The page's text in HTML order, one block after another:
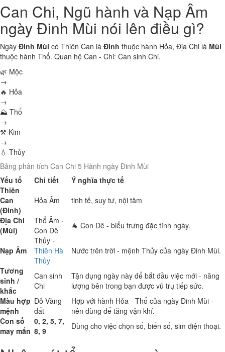
Can Chi, Ngũ hành và Nạp Âm
ngày Đinh Mùi nói lên điều gì?
Ngày Đinh Mùi có Thiên Can là Đinh thuộc hành Hỏa, Địa Chi là Mùi
thuộc hành Thổ. Quan hệ Can - Chi: Can sinh Chi.
🌿 Mộc
→
🔥 Hỏa
→
⛰ Thổ
→
⚒ Kim
→
💧 Thủy
Bảng phân tích Can Chi 5 Hành ngày Đinh Mùi
Yếu tố
Chi tiết
Ý nghĩa thực tế
Thiên
Can
(Đinh)
Hỏa Âm
tinh tế, suy tư, nội tâm
Địa Chi
(Mùi)
Thổ Âm ·
Con Dê
🐐 Con Dê - biểu trưng đặc tính ngày.
Nạp Âm
Thủy ·
Thiên Hà
Thủy
Nước trên trời - mệnh Thủy của ngày Đinh Mùi.
Tương
sinh /
khắc
Can sinh
Chi
Tận dụng ngày này để bắt đầu việc mới - năng
lượng bên trong bạn được vũ trụ tiếp sức.
Màu hợp
mệnh
Đỏ Vàng
đất
Hợp với hành Hỏa - Thổ của ngày Đinh Mùi -
nên dùng để tăng vận khí.
Con số
may mắn
0, 2, 5, 7,
8, 9
Dùng cho việc chọn số, biển số, sim điện thoại.